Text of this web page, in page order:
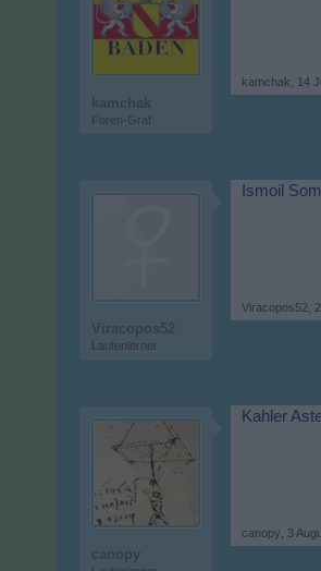
kamchak
Foren-Graf
kamchak 14
Viracopos52
Laufenlerner
Ismoil
Viracopos52
canopy
Kahler
canopy 3